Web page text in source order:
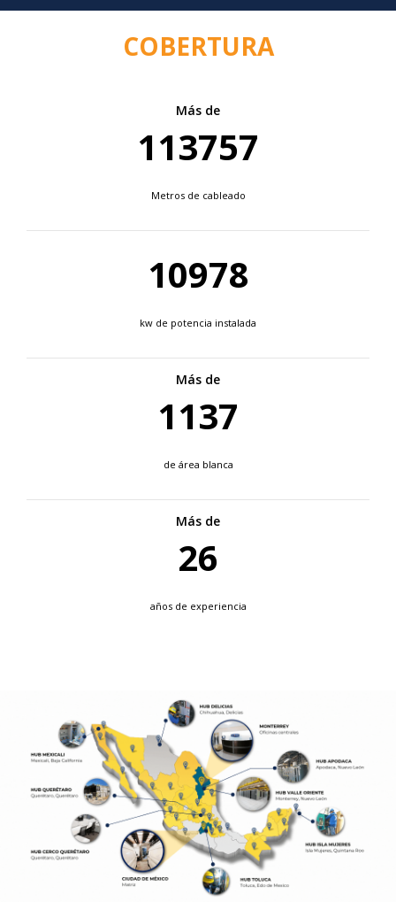
COBERTURA
Más de
130000
Metros de cableado
12550
kw de potencia instalada
Más de
1300
de área blanca
Más de
30
años de experiencia